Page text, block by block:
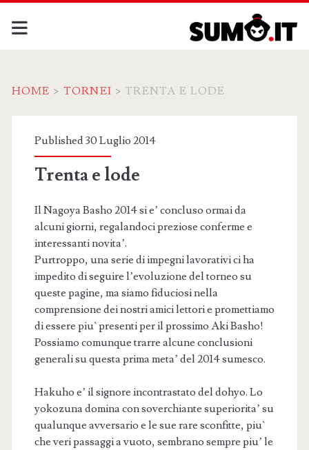
HOME > TORNEI > TRENTA E LODE
Published 30 Luglio 2014
Trenta e lode
Il Nagoya Basho 2014 si e’ concluso ormai da
alcuni giorni, regalandoci preziose conferme e
interessanti novita’.
Purtroppo, una serie di impegni lavorativi ci ha
impedito di seguire l’evoluzione del torneo su
queste pagine, ma siamo fiduciosi nella
comprensione dei nostri amici lettori e promettiamo
di essere piu` presenti per il prossimo Aki Basho!
Possiamo comunque trarre alcune conclusioni
generali su questa prima meta’ del 2014 sumesco.
Hakuho e’ il signore incontrastato del dohyo. Lo
yokozuna domina con soverchiante superiorita’ su
qualunque avversario e le sue rare sconfitte, piu`
che veri passaggi a vuoto, sembrano sempre piu’ le